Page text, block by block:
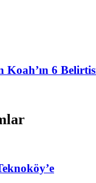
Koah’ın 6